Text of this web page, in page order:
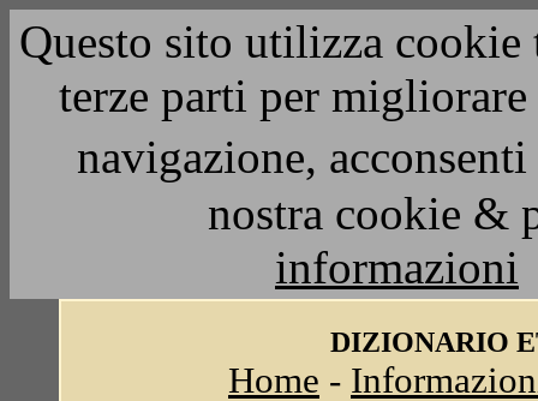
Questo sito utilizza
terze parti per
navigazione,
nostra cookie &
informazioni
DIZIONARIO
Home -